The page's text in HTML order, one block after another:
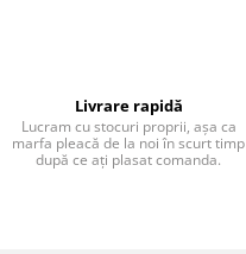
Livrare rapidă
Lucram cu stocuri proprii, așa ca
marfa pleacă de la noi în scurt timp
după ce ați plasat comanda.